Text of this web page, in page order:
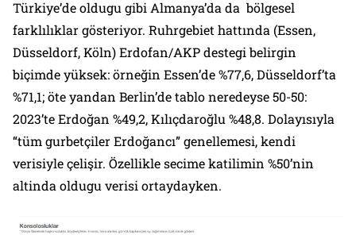
Türkiye’de oldugu gibi Almanya’da da bölgesel
farklılıklar gösteriyor. Ruhrgebiet hattında (Essen,
Düsseldorf, Köln) Erdofan/AKP destegi belirgin
biçimde yüksek: örneğin Essen’de %77,6, Düsseldorf’ta
%71,1; öte yandan Berlin’de tablo neredeyse 50-50:
2023’te Erdoğan %49,2, Kılıçdaroğlu %48,8. Dolayısıyla
“tüm gurbetçiler Erdoğancı” genellemesi, kendi
verisiyle çelişir. Özellikle secime katilimin %50’nin
altinda oldugu verisi ortaydayken.